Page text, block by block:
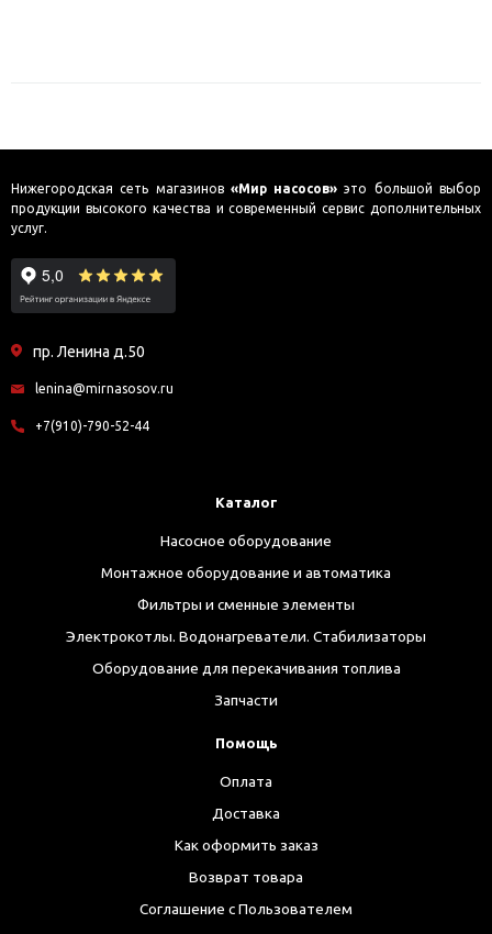
Нижегородская сеть магазинов «Мир насосов» это большой выбор
продукции высокого качества и современный сервис дополнительных
услуг.
пр. Ленина д.50
lenina@mirnasosov.ru
+7(910)-790-52-44
Каталог
Насосное оборудование
Монтажное оборудование и автоматика
Фильтры и сменные элементы
Электрокотлы. Водонагреватели. Стабилизаторы
Оборудование для перекачивания топлива
Запчасти
Помощь
Оплата
Доставка
Как оформить заказ
Возврат товара
Соглашение с Пользователем